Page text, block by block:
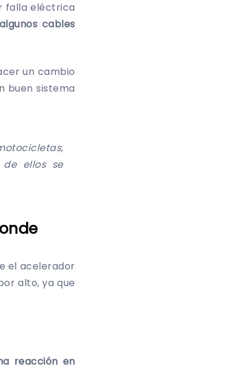
falla eléctrica
cables
un cambio
buen sistema
ellos se
el acelerador
alto, ya que
reacción en